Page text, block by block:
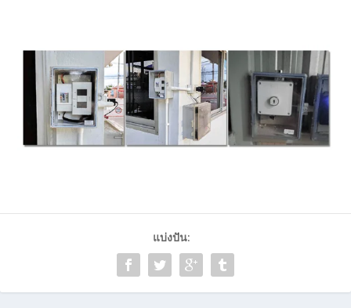
แบ่งปัน: